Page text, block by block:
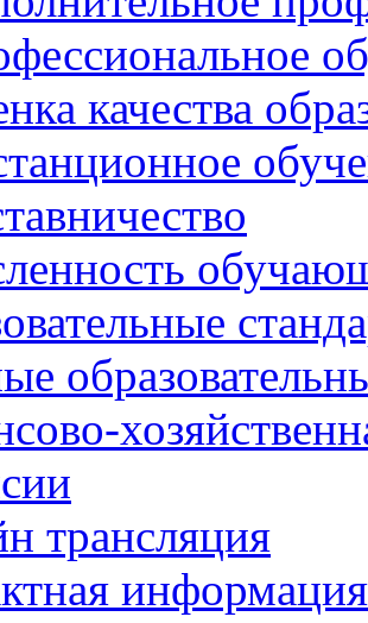
качества
трансляция
информация